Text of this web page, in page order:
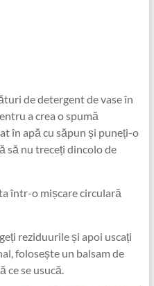
de detergent de vase în
a crea o spumă
în apă cu săpun și puneți-o
să nu treceți dincolo de
într-o mișcare circulară
reziduurile și apoi uscați
folosește un balsam de
ce se usucă.